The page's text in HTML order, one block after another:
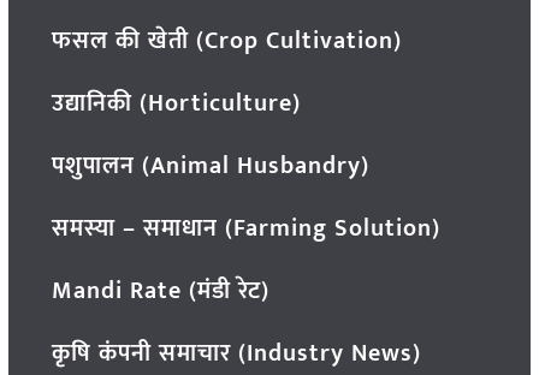
फसल की खेती (Crop Cultivation)
उद्यानिकी (Horticulture)
पशुपालन (Animal Husbandry)
समस्या – समाधान (Farming Solution)
Mandi Rate (मंडी रेट)
कृषि कंपनी समाचार (Industry News)